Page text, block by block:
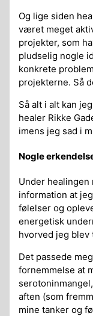
Og lige siden
været meget
projekter, som
pludselig nogle
konkrete
projekterne. Så
Så alt i alt kan
healer Rikke
imens jeg sad i
Nogle
Under healingen
information at
følelser og
energetisk
hvorved jeg
Det passede
fornemmelse at
aften (som
mine tanker og